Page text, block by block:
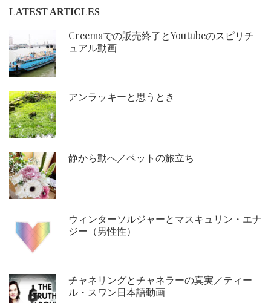
LATEST ARTICLES
Creemaでの販売終了とYoutubeのスピリチ
ュアル動画
アンラッキーと思うとき
静から動へ／ペットの旅立ち
ウィンターソルジャーとマスキュリン・エナ
ジー（男性性）
チャネリングとチャネラーの真実／ティー
ル・スワン日本語動画